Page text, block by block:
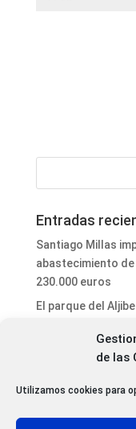
de las
Utilizamos cookies para
Entradas
Santiago Millas
abastecimiento
230.000 euros
El parque del
de mantenimiento